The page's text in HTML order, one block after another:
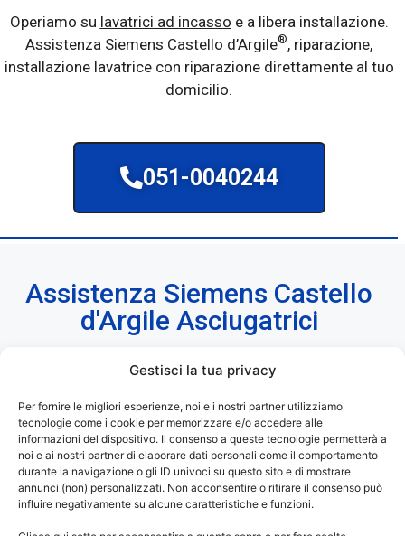
Gestisci la tua privacy
Per fornire le migliori esperienze, noi e i nostri partner utilizziamo
tecnologie come i cookie per memorizzare e/o accedere alle
informazioni del dispositivo. Il consenso a queste tecnologie permetterà a
noi e ai nostri partner di elaborare dati personali come il comportamento
durante la navigazione o gli ID univoci su questo sito e di mostrare
annunci (non) personalizzati. Non acconsentire o ritirare il consenso può
influire negativamente su alcune caratteristiche e funzioni.
Operiamo su lavatrici ad incasso e a libera installazione.
Assistenza Siemens Castello d’Argile®, riparazione,
installazione lavatrice con riparazione direttamente al tuo
domicilio.
051-0040244
Assistenza Siemens Castello
d'Argile Asciugatrici
Assistenza Siemens Castello d’Argile–
Riparazioni Asciugatrici Fuori Garanzia.
La tua asciugatrice Siemens ® ti dà dei problemi? Non
asciuga più come una volta? I programmi di asciugatura